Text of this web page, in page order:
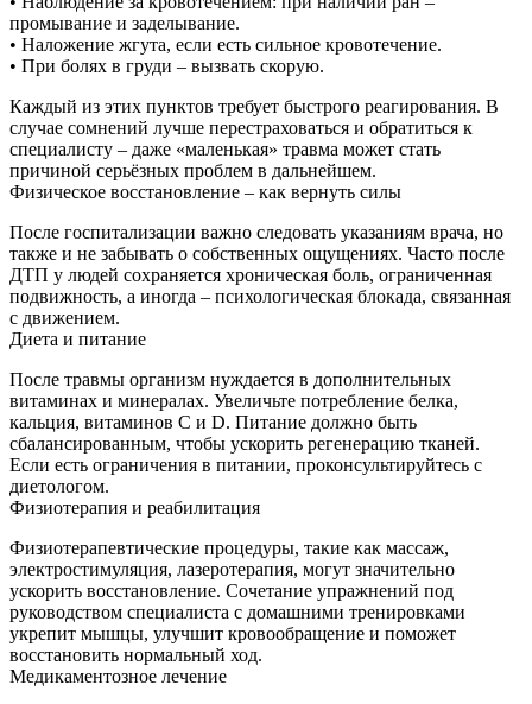
промывание и заделывание.
• Наложение жгута, если есть сильное кровотечение.
• При болях в груди – вызвать скорую.
Каждый из этих пунктов требует быстрого реагирования. В
случае сомнений лучше перестраховаться и обратиться к
специалисту – даже «маленькая» травма может стать
причиной серьёзных проблем в дальнейшем.
Физическое восстановление – как вернуть силы
После госпитализации важно следовать указаниям врача, но
также и не забывать о собственных ощущениях. Часто после
ДТП у людей сохраняется хроническая боль, ограниченная
подвижность, а иногда – психологическая блокада, связанная
с движением.
Диета и питание
После травмы организм нуждается в дополнительных
витаминах и минералах. Увеличьте потребление белка,
кальция, витаминов С и D. Питание должно быть
сбалансированным, чтобы ускорить регенерацию тканей.
Если есть ограничения в питании, проконсультируйтесь с
диетологом.
Физиотерапия и реабилитация
Физиотерапевтические процедуры, такие как массаж,
электростимуляция, лазеротерапия, могут значительно
ускорить восстановление. Сочетание упражнений под
руководством специалиста с домашними тренировками
укрепит мышцы, улучшит кровообращение и поможет
восстановить нормальный ход.
Медикаментозное лечение